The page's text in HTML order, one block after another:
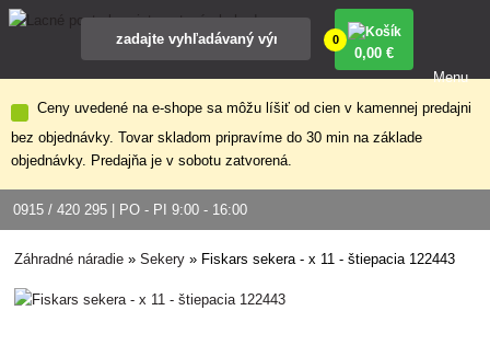
Ceny uvedené na e-shope sa môžu líšiť od cien v kamennej predajni
bez objednávky. Tovar skladom pripravíme do 30 min na základe
objednávky. Predajňa je v sobotu zatvorená.
0915 / 420 295 | PO - PI 9:00 - 16:00
0
0,00 €
Menu
Záhradné náradie »Sekery » Fiskars sekera - x 11 - štiepacia 122443